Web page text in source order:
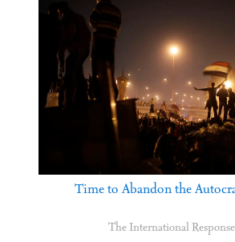
Time to Abandon the
The International